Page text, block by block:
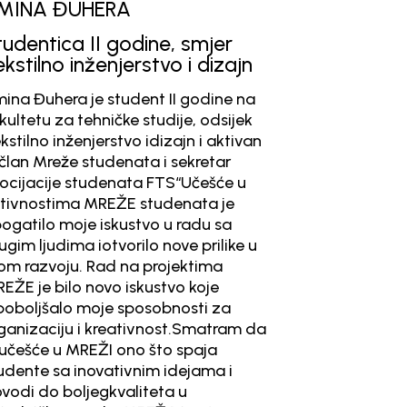
smjer
i dizajn
II godine na
studije, odsijek
idizajn i aktivan
i sekretar
FTS“Učešće u
studenata je
u radu sa
nove prilike u
na projektima
iskustvo koje
sposobnosti za
da
ono što spaja
idejama i
u
Student II godine,
Arhitektura
Kao predsjednik
Fakulteta za tehnicke
da svaki projekat
poboljšanju studiranja za
studenta.Projekti na
vode ka međusobnom
upoznavanju i
iskustava,i veoma su bitni
dobre radne atmosfere
studentima.Kao učesnik u
projektima prethodne
sam dovoljno iskustva u
moguslobodno reći da to
vuče isključivo pozitivne